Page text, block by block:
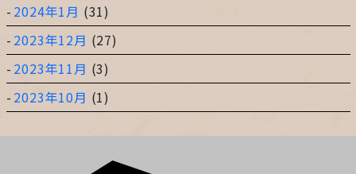
2024年1月 (31)
2023年12月 (27)
2023年11月 (3)
2023年10月 (1)